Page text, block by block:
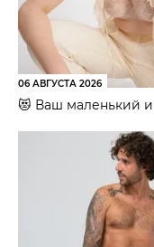
06 АВГУСТА 2026
😻 Ваш маленький